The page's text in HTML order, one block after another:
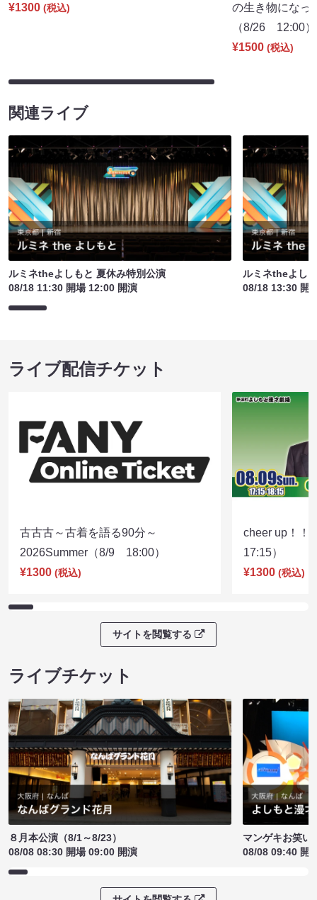
¥1300 (税込)
の生き物になっ
（8/26 12:00）
¥1500 (税込)
関連ライブ
ルミネtheよしもと 夏休み特別公演
08/18 11:30 開場 12:00 開演
ルミネtheよし
08/18 13:30 開
ライブ配信チケット
古古古～古着を語る90分～
2026Summer（8/9 18:00）
¥1300 (税込)
cheer up！
17:15）
¥1300 (税込)
サイトを閲覧する
ライブチケット
８月本公演（8/1～8/23）
08/08 08:30 開場 09:00 開演
マンゲキお笑い
08/08 09:40 開